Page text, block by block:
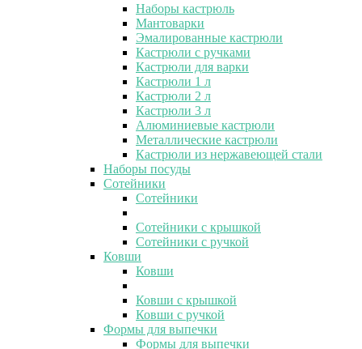
Наборы кастрюль
Мантоварки
Эмалированные кастрюли
Кастрюли с ручками
Кастрюли для варки
Кастрюли 1 л
Кастрюли 2 л
Кастрюли 3 л
Алюминиевые кастрюли
Металлические кастрюли
Кастрюли из нержавеющей стали
Наборы посуды
Сотейники
Сотейники
Сотейники с крышкой
Сотейники с ручкой
Ковши
Ковши
Ковши с крышкой
Ковши с ручкой
Формы для выпечки
Формы для выпечки